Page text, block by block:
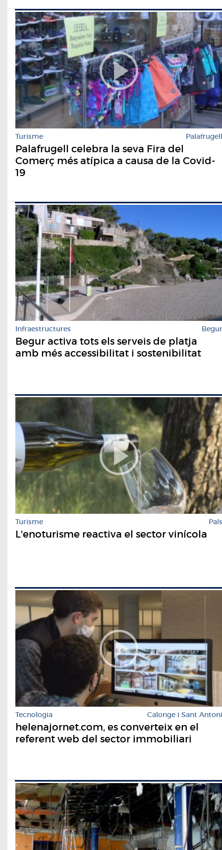
Turisme Palafrugell
Palafrugell celebra la seva Fira del
Comerç més atípica a causa de la Covid-
19
Infraestructures Begur
Begur activa tots els serveis de platja
amb més accessibilitat i sostenibilitat
Turisme Pals
L'enoturisme reactiva el sector vinícola
Tecnologia Calonge i Sant Antoni
helenajornet.com, es converteix en el
referent web del sector immobiliari